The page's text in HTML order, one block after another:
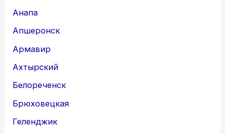
Анапа
Апшеронск
Армавир
Ахтырский
Белореченск
Брюховецкая
Геленджик